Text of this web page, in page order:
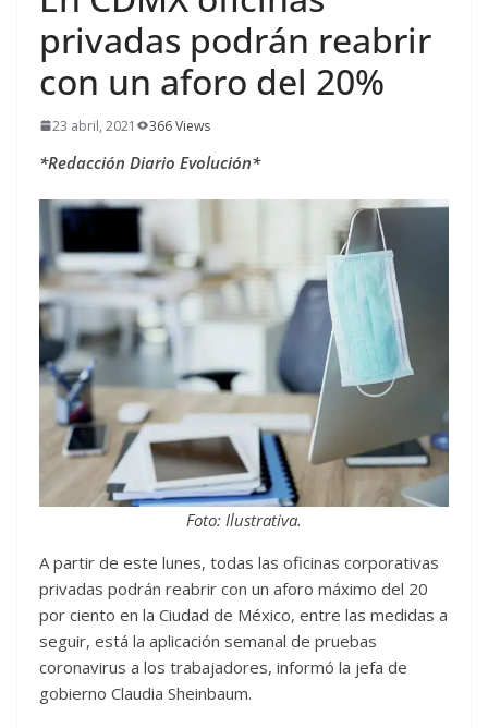
privadas podrán reabrir
con un aforo del 20%
23 abril, 2021 366 Views
*Redacción Diario Evolución*
Foto: Ilustrativa.
A partir de este lunes, todas las oficinas corporativas
privadas podrán reabrir con un aforo máximo del 20
por ciento en la Ciudad de México, entre las medidas a
seguir, está la aplicación semanal de pruebas
coronavirus a los trabajadores, informó la jefa de
gobierno Claudia Sheinbaum.